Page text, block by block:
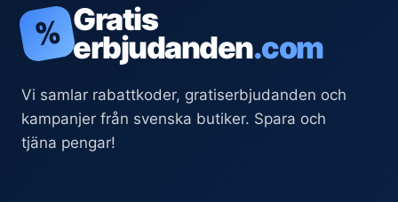
% Gratis
erbjudanden.com
Vi samlar rabattkoder, gratiserbjudanden och
kampanjer från svenska butiker. Spara och
tjäna pengar!